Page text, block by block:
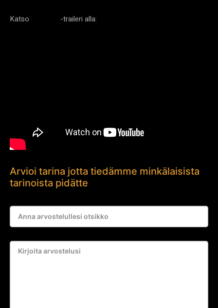
Katso -traileri alla:
Arvioi tarina jotta tiedämme minkälaisista
tarinoista pidätte